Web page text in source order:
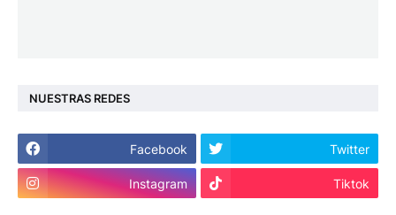
NUESTRAS REDES
Facebook Twitter
Instagram Tiktok